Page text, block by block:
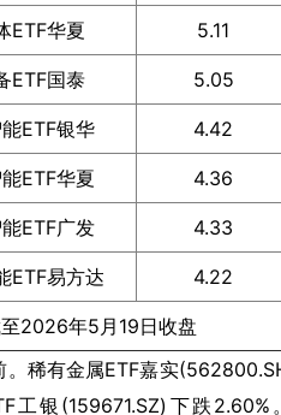
ETF华夏 5.11
ETF国泰 5.05
ETF银华 4.42
ETF华夏 4.36
ETF广发 4.33
ETF易方达 4.22
2026年5月19日收盘
稀有金属ETF嘉实
工银(159671.SZ)下跌